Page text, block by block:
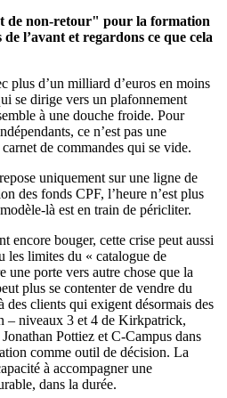
de non‑retour" pour la formation
l’avant et regardons ce que cela
plus d’un milliard d’euros en moins
se dirige vers un plafonnement
à une douche froide. Pour
ce n’est pas une
de commandes qui se vide.
uniquement sur une ligne de
des fonds CPF, l’heure n’est plus
est en train de péricliter.
encore bouger, cette crise peut aussi
les limites du « catalogue de
une porte vers autre chose que la
plus se contenter de vendre du
des clients qui exigent désormais des
– niveaux 3 et 4 de Kirkpatrick,
Pottiez et C-Campus dans
comme outil de décision. La
à accompagner une
dans la durée.